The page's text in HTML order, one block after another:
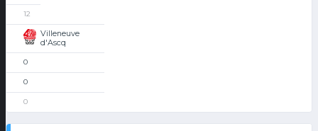
12
Villeneuve
d'Ascq
0
0
0